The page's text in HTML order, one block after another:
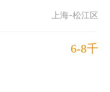
上海-松江区
6-8千